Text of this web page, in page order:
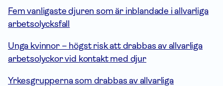
Fem vanligaste djuren som är inblandade i allvarliga
arbetsolycksfall
Unga kvinnor – högst risk att drabbas av allvarliga
arbetsolyckor vid kontakt med djur
Yrkesgrupperna som drabbas av allvarliga